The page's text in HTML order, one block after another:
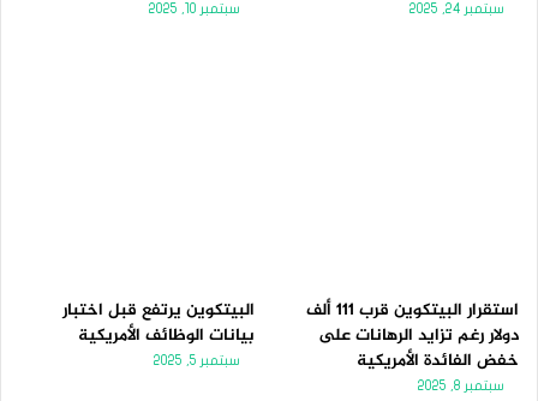
سبتمبر 24, 2025 سبتمبر 10, 2025
استقرار البيتكوين قرب 111 ألف
دولار رغم تزايد الرهانات على
خفض الفائدة الأمريكية
سبتمبر 8, 2025
البيتكوين يرتفع قبل اختبار
بيانات الوظائف الأمريكية
سبتمبر 5, 2025